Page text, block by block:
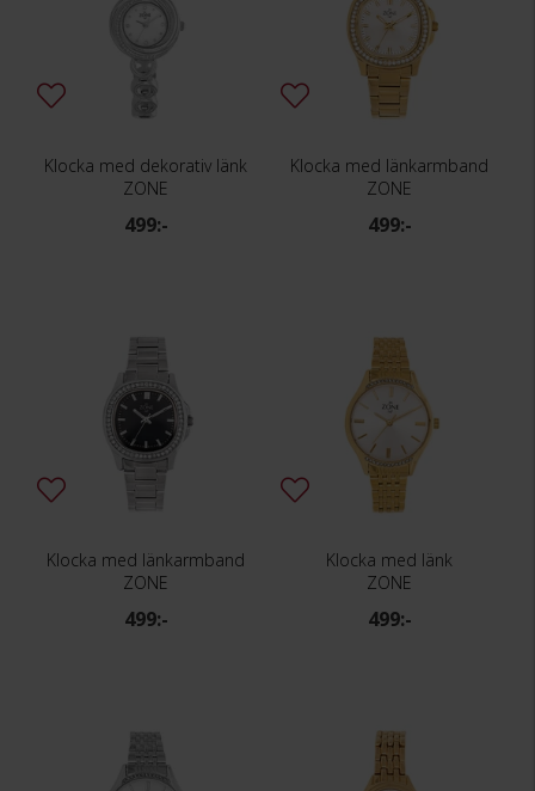
Klocka med dekorativ länk
ZONE
499:-
Klocka med länkarmband
ZONE
499:-
Klocka med länkarmband
ZONE
499:-
Klocka med länk
ZONE
499:-